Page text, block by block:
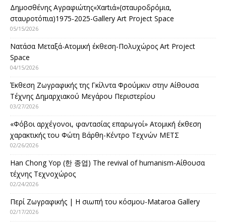
Δημοσθένης Αγραφιώτης«Xαrtιά»(σταυροδρόμια,
σταυροτόπια)1975-2025-Gallery Art Project Space
05/15/2026
Νατάσα Μεταξά-Ατομική έκθεση-Πολυχώρος Art Project
Space
04/15/2026
Έκθεση Ζωγραφικής της Γκίλντα Φρούμκιν στην Αίθουσα
Τέχνης Δημαρχιακού Μεγάρου Περιστερίου
03/27/2026
«Φόβοι αρχέγονοι, φαντασίας επαρωγοί» Ατομική έκθεση
χαρακτικής του Φώτη Βάρθη-Κέντρο Τεχνών ΜΕΤΣ
02/26/2026
Han Chong Yop (한 종엽) The revival of humanism-Αίθουσα
τέχνης Τεχνοχώρος
02/24/2026
Περί Ζωγραφικής | Η σιωπή του κόσμου-Mataroa Gallery
02/17/2026